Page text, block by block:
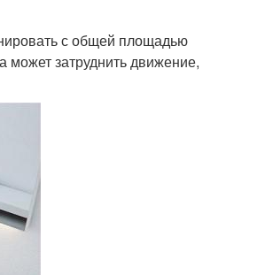
с общей площадью
затруднить движение,